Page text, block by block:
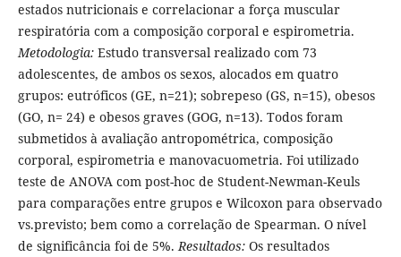
estados nutricionais e correlacionar a força muscular
respiratória com a composição corporal e espirometria.
Metodologia:Estudo transversal realizado com 73
adolescentes, de ambos os sexos, alocados em quatro
grupos: eutróficos (GE, n=21); sobrepeso (GS, n=15), obesos
(GO, n= 24) e obesos graves (GOG, n=13). Todos foram
submetidos à avaliação antropométrica, composição
corporal, espirometria e manovacuometria. Foi utilizado
teste de ANOVA com post-hoc de Student-Newman-Keuls
para comparações entre grupos e Wilcoxon para observado
vs.previsto; bem como a correlação de Spearman. O nível
de significância foi de 5%.Resultados: Os resultados